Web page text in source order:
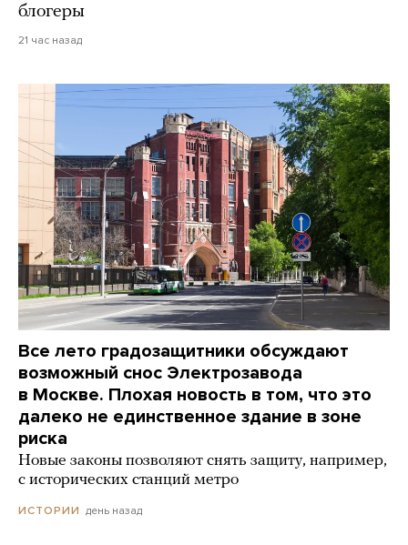
блогеры
21 час назад
Все лето градозащитники обсуждают
возможный снос Электрозавода
в Москве. Плохая новость в том, что это
далеко не единственное здание в зоне
риска
Новые законы позволяют снять защиту, например,
с исторических станций метро
ИСТОРИИ день назад